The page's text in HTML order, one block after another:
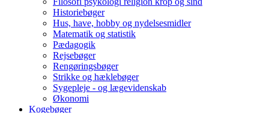
Historiebøger
Hus, have, hobby og nydelsesmidler
Matematik og statistik
Pædagogik
Rejsebøger
Rengøringsbøger
Strikke og hæklebøger
Sygepleje - og lægevidenskab
Økonomi
Kogebøger